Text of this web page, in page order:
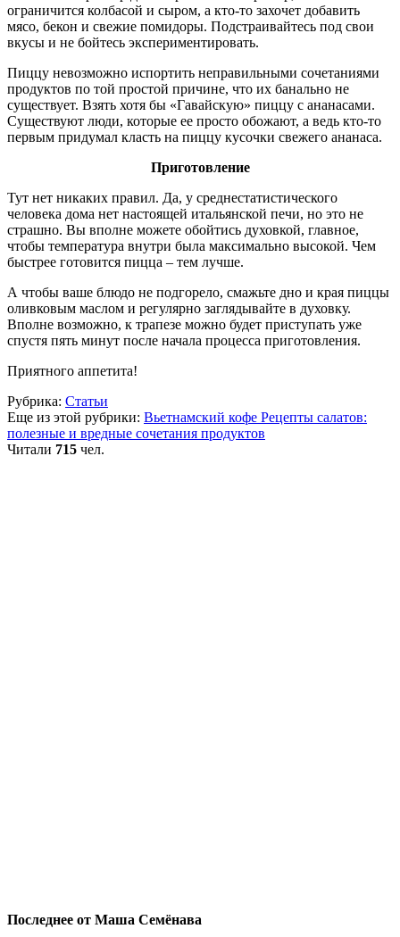
ограничится колбасой и сыром, а кто-то захочет добавить
мясо, бекон и свежие помидоры. Подстраивайтесь под свои
вкусы и не бойтесь экспериментировать.
Пиццу невозможно испортить неправильными сочетаниями
продуктов по той простой причине, что их банально не
существует. Взять хотя бы «Гавайскую» пиццу с ананасами.
Существуют люди, которые ее просто обожают, а ведь кто-то
первым придумал класть на пиццу кусочки свежего ананаса.
Приготовление
Тут нет никаких правил. Да, у среднестатистического
человека дома нет настоящей итальянской печи, но это не
страшно. Вы вполне можете обойтись духовкой, главное,
чтобы температура внутри была максимально высокой. Чем
быстрее готовится пицца – тем лучше.
А чтобы ваше блюдо не подгорело, смажьте дно и края пиццы
оливковым маслом и регулярно заглядывайте в духовку.
Вполне возможно, к трапезе можно будет приступать уже
спустя пять минут после начала процесса приготовления.
Приятного аппетита!
Рубрика: Статьи
Еще из этой рубрики: Вьетнамский кофе Рецепты салатов:
полезные и вредные сочетания продуктов
Читали 715 чел.
Последнее от Маша Семёнава